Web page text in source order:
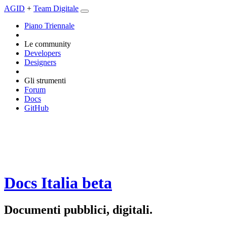
AGID + Team Digitale
Piano Triennale
Le community
Developers
Designers
Gli strumenti
Forum
Docs
GitHub
Docs Italia beta
Documenti pubblici, digitali.